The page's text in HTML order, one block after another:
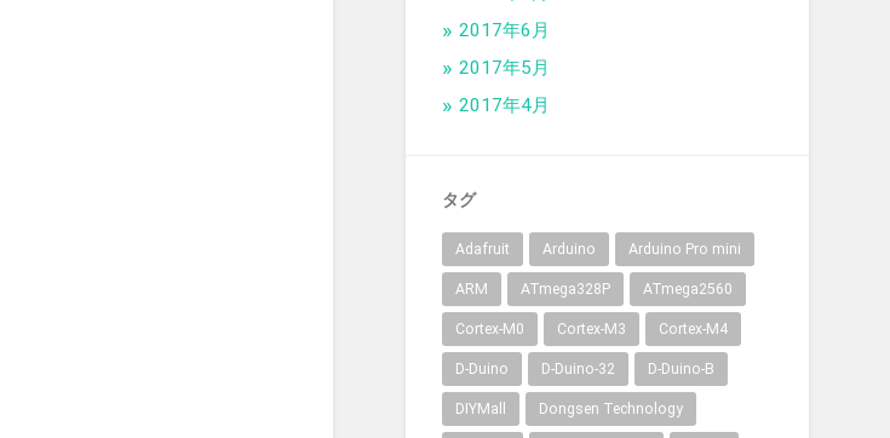
2017年6月
2017年5月
2017年4月
タグ
Adafruit Arduino Arduino Pro mini
ARM ATmega328P ATmega2560
Cortex-M0 Cortex-M3 Cortex-M4
D-Duino D-Duino-32 D-Duino-B
DIYMall Dongsen Technology